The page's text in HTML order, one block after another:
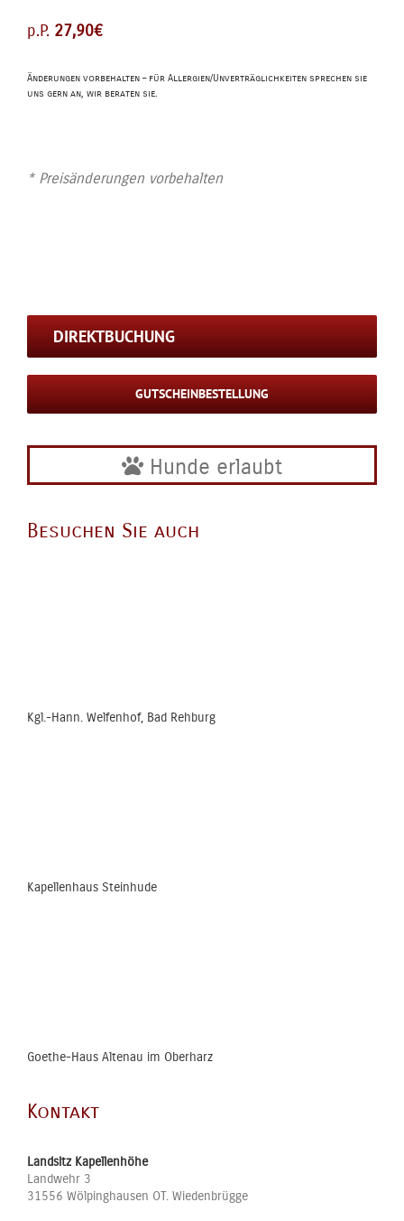
p.P. 27,90€
Änderungen vorbehalten – für Allergien/Unverträglichkeiten sprechen sie
uns gern an, wir beraten sie.
* Preisänderungen vorbehalten
DIREKTBUCHUNG
GUTSCHEINBESTELLUNG
Hunde erlaubt
Besuchen Sie auch
Kgl.-Hann. Welfenhof, Bad Rehburg
Kapellenhaus Steinhude
Goethe-Haus Altenau im Oberharz
Kontakt
Landsitz Kapellenhöhe
Landwehr 3
31556 Wölpinghausen OT. Wiedenbrügge